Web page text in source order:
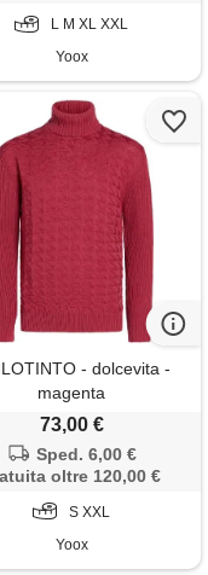
L M XL XXL
Yoox
- dolcevita -
magenta
73,00 €
Sped. 6,00 €
oltre 120,00 €
S XXL
Yoox